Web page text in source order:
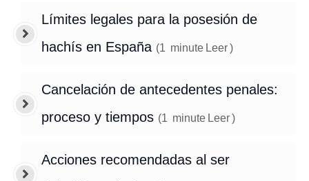
Límites legales para la posesión de
hachís en España (1 minute Leer)
Cancelación de antecedentes penales:
proceso y tiempos (1 minute Leer)
Acciones recomendadas al ser